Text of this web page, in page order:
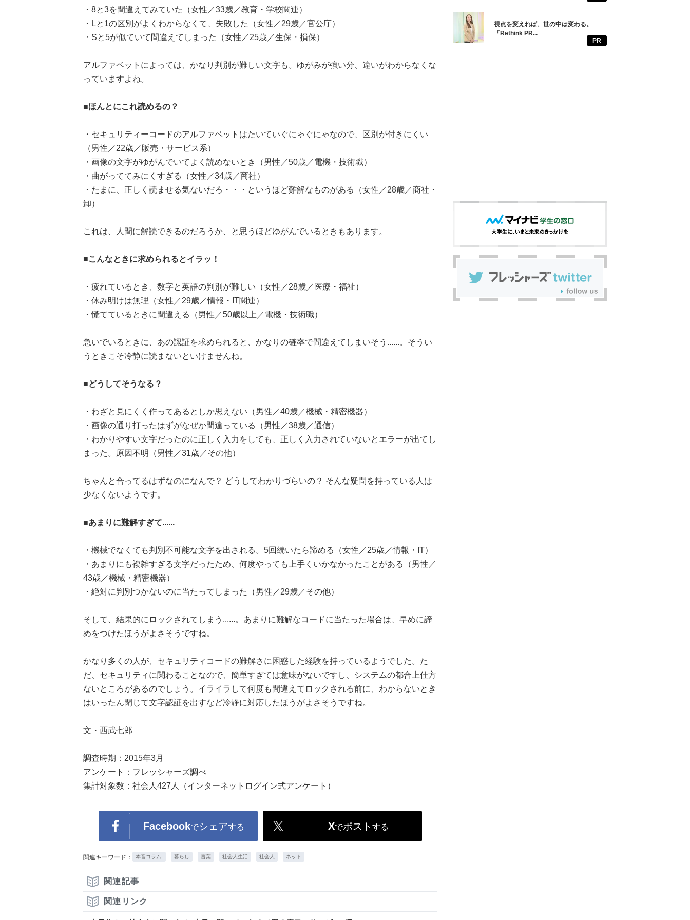
・8と3を間違えてみていた（女性／33歳／教育・学校関連）
・Lと1の区別がよくわからなくて、失敗した（女性／29歳／官公庁）
・Sと5が似ていて間違えてしまった（女性／25歳／生保・損保）
アルファベットによっては、かなり判別が難しい文字も。ゆがみが強い分、違いがわからなくな
っていますよね。
■ほんとにこれ読めるの？
・セキュリティーコードのアルファベットはたいていぐにゃぐにゃなので、区別が付きにくい
（男性／22歳／販売・サービス系）
・画像の文字がゆがんでいてよく読めないとき（男性／50歳／電機・技術職）
・曲がっててみにくすぎる（女性／34歳／商社）
・たまに、正しく読ませる気ないだろ・・・というほど難解なものがある（女性／28歳／商社・
卸）
これは、人間に解読できるのだろうか、と思うほどゆがんでいるときもあります。
■こんなときに求められるとイラッ！
・疲れているとき、数字と英語の判別が難しい（女性／28歳／医療・福祉）
・休み明けは無理（女性／29歳／情報・IT関連）
・慌てているときに間違える（男性／50歳以上／電機・技術職）
急いでいるときに、あの認証を求められると、かなりの確率で間違えてしまいそう......。そうい
うときこそ冷静に読まないといけませんね。
■どうしてそうなる？
・わざと見にくく作ってあるとしか思えない（男性／40歳／機械・精密機器）
・画像の通り打ったはずがなぜか間違っている（男性／38歳／通信）
・わかりやすい文字だったのに正しく入力をしても、正しく入力されていないとエラーが出てし
まった。原因不明（男性／31歳／その他）
ちゃんと合ってるはずなのになんで？ どうしてわかりづらいの？ そんな疑問を持っている人は
少なくないようです。
■あまりに難解すぎて......
・機械でなくても判別不可能な文字を出される。5回続いたら諦める（女性／25歳／情報・IT）
・あまりにも複雑すぎる文字だったため、何度やっても上手くいかなかったことがある（男性／
43歳／機械・精密機器）
・絶対に判別つかないのに当たってしまった（男性／29歳／その他）
そして、結果的にロックされてしまう......。あまりに難解なコードに当たった場合は、早めに諦
めをつけたほうがよさそうですね。
かなり多くの人が、セキュリティコードの難解さに困惑した経験を持っているようでした。た
だ、セキュリティに関わることなので、簡単すぎては意味がないですし、システムの都合上仕方
ないところがあるのでしょう。イライラして何度も間違えてロックされる前に、わからないとき
はいったん閉じて文字認証を出すなど冷静に対応したほうがよさそうですね。
文・西武七郎
調査時期：2015年3月
アンケート：フレッシャーズ調べ
集計対象数：社会人427人（インターネットログイン式アンケート）
Facebookでシェアする Xでポスト する
関連キーワード： 本音コラム. 暮らし 言葉 社会人生活 社会人 ネット
関連記事
関連リンク
視点を変えれば、世の中は変わる。
「Rethink PR...
PR